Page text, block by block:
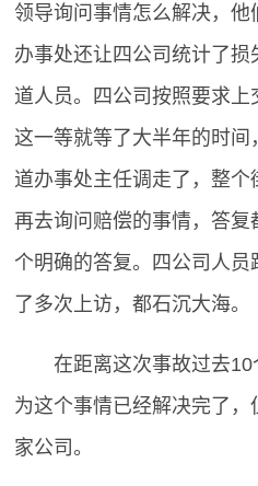
领导询问事情怎么解决，
办事处还让四公司统计了
道人员。四公司按照要求
这一等就等了大半年的时
道办事处主任调走了，整个
再去询问赔偿的事情，答
个明确的答复。四公司人
了多次上访，都石沉大海。
在距离这次事故过去
为这个事情已经解决完了，
家公司。